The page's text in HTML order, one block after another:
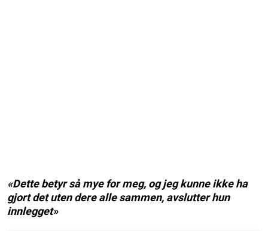
«Dette betyr så mye for meg, og jeg kunne ikke ha
gjort det uten dere alle sammen, avslutter hun
innlegget»